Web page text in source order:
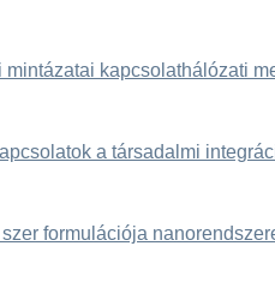
kapcsolathálózati
a társadalmi
formulációja